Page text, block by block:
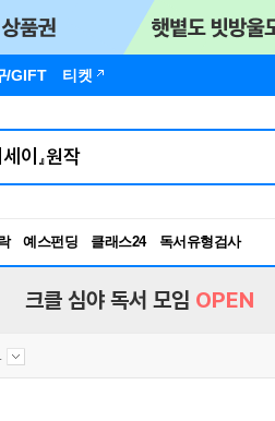
/GIFT 티켓
예스펀딩 클래스24
독서유형검사
RBTI Lab
크클 심야 독서 모임 OPEN